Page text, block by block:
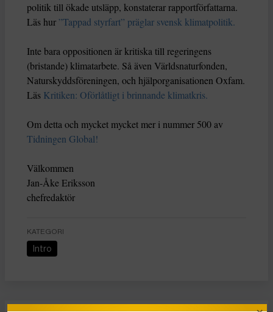
politik till ökade utsläpp, konstaterar rapportförfattarna.
Läs hur ”Tappad styrfart” präglar svensk klimatpolitik.
Inte bara oppositionen är kritiska till regeringens
(bristande) klimatarbete. Så även Världsnaturfonden,
Naturskyddsföreningen, och hjälporganisationen Oxfam.
Läs Kritiken: Oförlåtligt i brinnande klimatkris.
Om detta och mycket mycket mer i nummer 500 av
Tidningen Global!
Välkommen
Jan-Åke Eriksson
chefredaktör
KATEGORI
Intro